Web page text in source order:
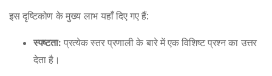
इस दृष्टिकोण के मुख्य लाभ यहाँ दिए गए हैं:
स्पष्टता: प्रत्येक स्तर प्रणाली के बारे में एक विशिष्ट प्रश्न का उत्तर
देता है।